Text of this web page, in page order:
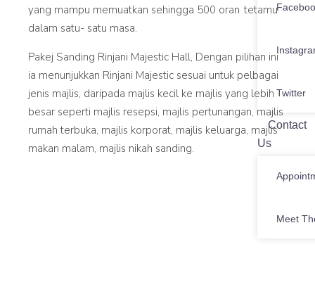
Twitter
Contact
Us
Meet
yang mampu memuatkan sehingga 500 oran tetamu
dalam satu- satu masa.
Pakej Sanding Rinjani Majestic Hall, Dengan pilihan ini
ia menunjukkan Rinjani Majestic sesuai untuk pelbagai
jenis majlis, daripada majlis kecil ke majlis yang lebih
besar seperti majlis resepsi, majlis pertunangan, majlis
rumah terbuka, majlis korporat, majlis keluarga, majlis
makan malam, majlis nikah sanding.